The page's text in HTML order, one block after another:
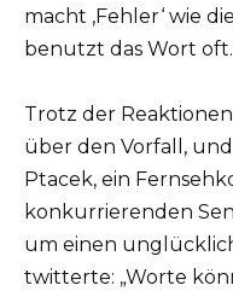
macht ‚Fehler‘ wie
benutzt das Wort
Trotz der
über den Vorfall,
Ptacek, ein
konkurrierenden
um einen
twitterte: „Worte